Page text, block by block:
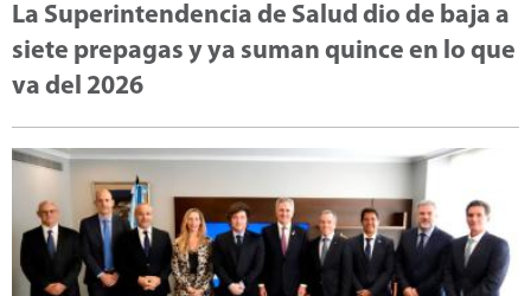
La Superintendencia de Salud dio de baja a
siete prepagas y ya suman quince en lo que
va del 2026